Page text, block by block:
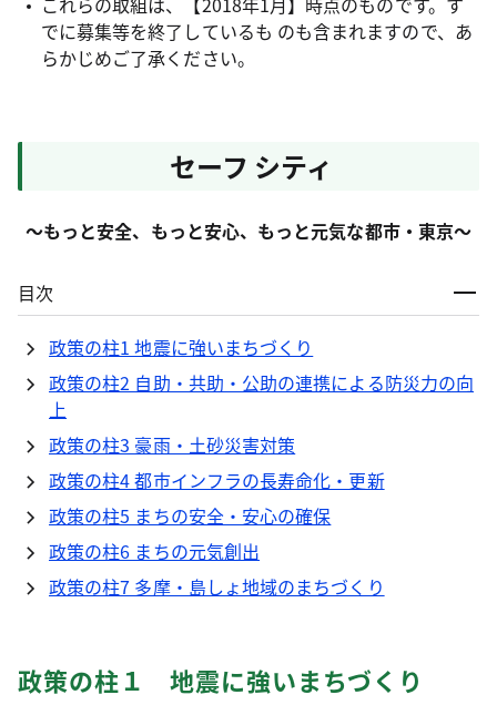
でに募集等を終了しているも のも含まれますので、あ
らかじめご了承ください。
セーフ シティ
～もっと安全、もっと安心、もっと元気な都市・東京～
目次
政策の柱1 地震に強いまちづくり
政策の柱2 自助・共助・公助の連携による防災力の向
上
政策の柱3 豪雨・土砂災害対策
政策の柱4 都市インフラの長寿命化・更新
政策の柱5 まちの安全・安心の確保
政策の柱6 まちの元気創出
政策の柱7 多摩・島しょ地域のまちづくり
政策の柱１ 地震に強いまちづくり